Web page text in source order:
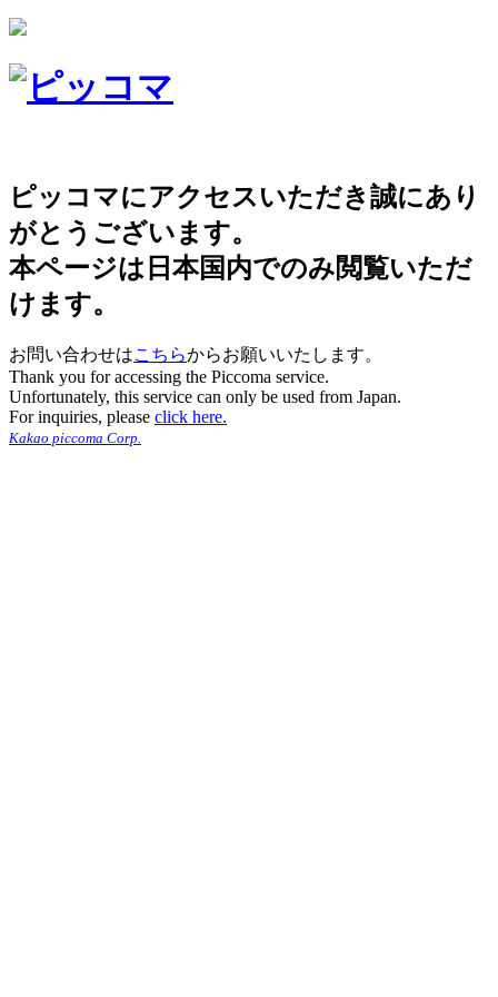
ピッコマにアクセスいただき誠にあり
がとうございます。
本ページは日本国内でのみ閲覧いただ
けます。
お問い合わせはこちらからお願いいたします。
Thank you for accessing the Piccoma service.
Unfortunately, this service can only be used from Japan.
For inquiries, please click here.
Kakao piccoma Corp.